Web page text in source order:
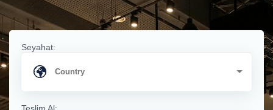
Seyahat: